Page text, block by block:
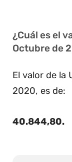
¿Cuál es el
Octubre de
El valor de la
2020, es de:
40.844,80.